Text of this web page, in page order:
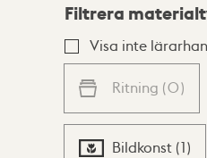
Lista Karta
Filtrera
Visa inte
Ritning (0)
Bildkonst (1)